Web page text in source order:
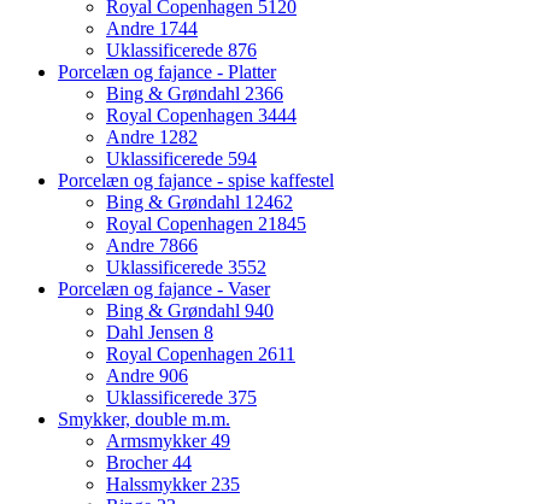
Royal Copenhagen 5120
Andre 1744
Uklassificerede 876
Porcelæn og fajance - Platter
Bing & Grøndahl 2366
Royal Copenhagen 3444
Andre 1282
Uklassificerede 594
Porcelæn og fajance - spise kaffestel
Bing & Grøndahl 12462
Royal Copenhagen 21845
Andre 7866
Uklassificerede 3552
Porcelæn og fajance - Vaser
Bing & Grøndahl 940
Dahl Jensen 8
Royal Copenhagen 2611
Andre 906
Uklassificerede 375
Smykker, double m.m.
Armsmykker49
Brocher44
Halssmykker235